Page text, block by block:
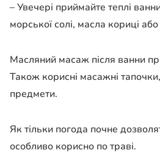
– Увечері приймайте теплі
морської солі, масла кориці
Масляний масаж після ванни
Також корисні масажні тапочки,
предмети.
Як тільки погода почне
особливо корисно по траві.